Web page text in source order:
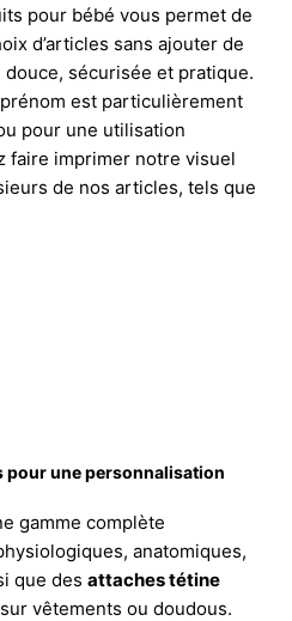
pour bébé vous permet de
d’articles sans ajouter de
sécurisée et pratique.
est particulièrement
pour une utilisation
faire imprimer notre visuel
de nos articles, tels que
pour une personnalisation
gamme complète
anatomiques,
que des attaches tétine
vêtements ou doudous.